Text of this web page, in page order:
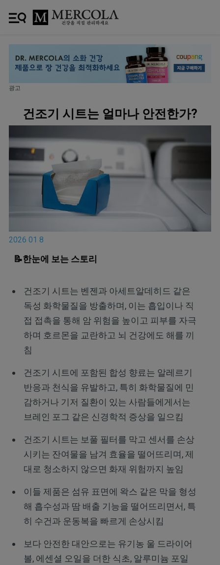
광고
건조기 시트는 얼마나 안전한가?
2026 01 8
📝한눈에 보는 스토리
건조기 시트는 벤젠과 아세트알데히드 같은
독성 화학물질을 방출하며, 이는 흡입이나 직
접 접촉을 통해 암 위험을 높이고 피부를 자극
하며 호르몬을 교란하고 뇌 건강에도 해를 끼
침
건조기 시트에 포함된 합성 향료는 알레르기
반응과 천식을 유발하고, 특히 화학물질에 민
감하거나 기저 질환이 있는 사람들에게서는
브레인 포그 같은 신경학적 증상을 일으킴
건조기 시트는 보풀 필터를 막고 센서를 손상
시키는 잔여물을 남겨 효율을 떨어뜨리며, 제
대로 청소하지 않으면 화재 위험까지 높임
이들 제품은 섬유 표면에 왁스 같은 막을 형성
해 흡수성과 땀 배출 기능을 떨어뜨리면서, 특
히 수건과 운동복을 빠르게 손상시킴
보다 안전한 대안으로는 유기농 울 드라이어
볼, 에센셜 오일을 더한 식초, 알루미늄 포일